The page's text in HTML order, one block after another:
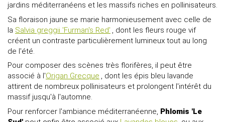
jardins méditerranéens et les massifs riches en pollinisateurs.
Sa floraison jaune se marie harmonieusement avec celle de
la Salvia greggii 'Furman's Red' , dont les fleurs rouge vif
créent un contraste particulièrement lumineux tout au long
de l'été.
Pour composer des scènes très florifères, il peut être
associé à l'Origan Grecque , dont les épis bleu lavande
attirent de nombreux pollinisateurs et prolongent l'intérêt du
massif jusqu'à l'automne.
Pour renforcer l'ambiance méditerranéenne, Phlomis 'Le